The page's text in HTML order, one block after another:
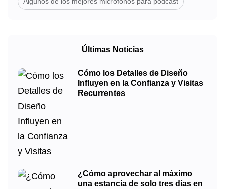
Últimas Noticias
Cómo los Detalles de Diseño
Influyen en la Confianza y Visitas
Recurrentes
¿Cómo aprovechar al máximo
una estancia de solo tres días en